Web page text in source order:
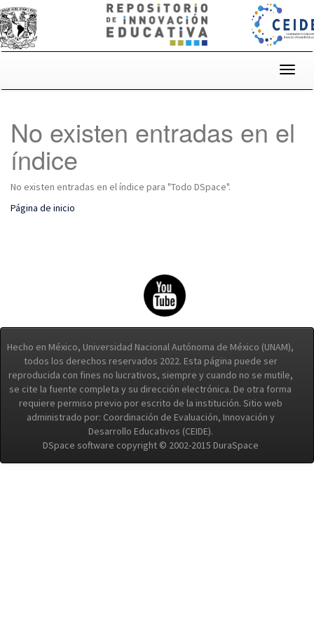
No existen entradas en el
índice
No existen entradas en el índice para "Todo DSpace".
Página de inicio
Hecho en México, Universidad Nacional Autónoma de México (UNAM),
todos los derechos reservados 2022. Esta página puede ser
reproducida con fines no lucrativos, siempre y cuando no se mutile,
se cite la fuente completa y su dirección electrónica. De otra forma
requiere permiso previo por escrito de la institución. Sitio web
administrado por: Coordinación de Evaluación, Innovación y
Desarrollo Educativos (CEIDE).
DSpace software copyright © 2002-2015 DuraSpace